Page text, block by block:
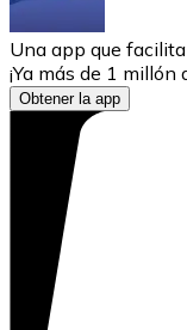
Una app que
¡Ya más de 1
Obtener la app